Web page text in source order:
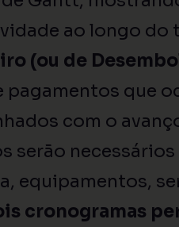
ao longo do
(ou de
pagamentos que
com o
serão
equipamentos,
cronogramas